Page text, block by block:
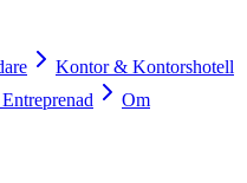
Kontor & Kontorshotell
Om